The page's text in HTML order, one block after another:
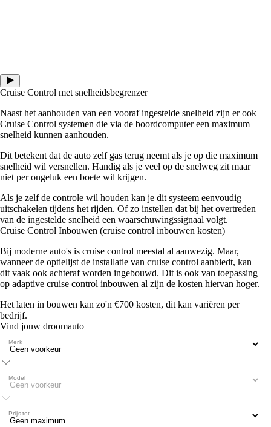
Cruise Control met snelheidsbegrenzer
Naast het aanhouden van een vooraf ingestelde snelheid zijn er ook
Cruise Control systemen die via de boordcomputer een maximum
snelheid kunnen aanhouden.
Dit betekent dat de auto zelf gas terug neemt als je op die maximum
snelheid wil versnellen. Handig als je veel op de snelweg zit maar
niet per ongeluk een boete wil krijgen.
Als je zelf de controle wil houden kan je dit systeem eenvoudig
uitschakelen tijdens het rijden. Of zo instellen dat bij het overtreden
van de ingestelde snelheid een waarschuwingssignaal volgt.
Cruise Control Inbouwen (cruise control inbouwen kosten)
Bij moderne auto's is cruise control meestal al aanwezig. Maar,
wanneer de optielijst de installatie van cruise control aanbiedt, kan
dit vaak ook achteraf worden ingebouwd. Dit is ook van toepassing
op adaptive cruise control inbouwen al zijn de kosten hiervan hoger.
Het laten in bouwen kan zo'n €700 kosten, dit kan variëren per
bedrijf.
Vind jouw droomauto
Merk
Model
Prijs tot